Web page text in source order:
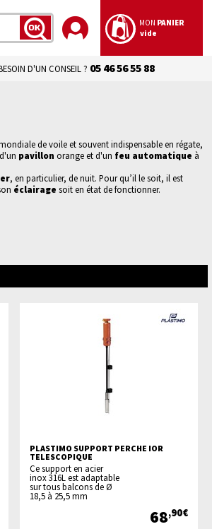
LANCER
MON PANIER
vide
D'UN CONSEIL ? 05 46 56 55 88
de voile et souvent indispensable en régate,
pavillon orange et d'un feu automatique à
, en particulier, de nuit. Pour qu’il le soit, il est
éclairage soit en état de fonctionner.
PLASTIMO SUPPORT PERCHE IOR
TELESCOPIQUE
Ce support en acier
inox 316L est adaptable
sur tous balcons de Ø
18,5 à 25,5 mm
68,90€